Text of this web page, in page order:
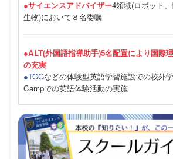
●サイエンスアドバイザー4領域(ロボット
生物)において８名委嘱
●ALT(外国語指導助手)5名配置により国際
の充実
●TGGなどの体験型英語学習施設での校外
Campでの英語体験活動の実施